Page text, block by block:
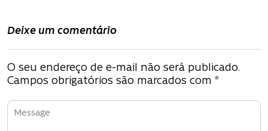
d
e
P
o
Deixe um comentário
O seu endereço de e-mail não será publicado.
Campos obrigatórios são marcados com *